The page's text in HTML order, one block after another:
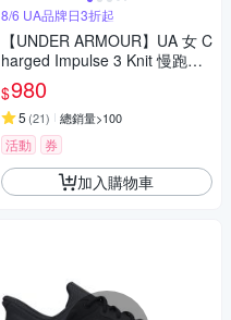
8/6 UA品牌日3折起
【UNDER ARMOUR】UA 女 C
harged Impulse 3 Knit 慢跑鞋_
3026686-100
$980
5 (21) 總銷量>100
活動 券
加入購物車